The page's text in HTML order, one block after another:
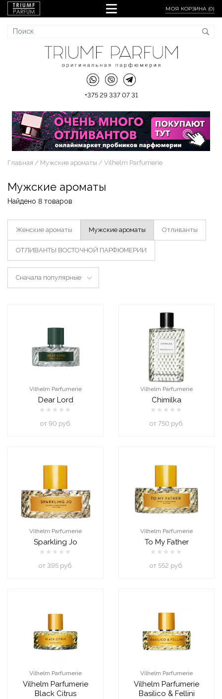
МОЯ КОРЗИНА (0)
+375 29 337 07 31
Главная Мужские ароматы Vilhelm Parfumerie
Мужские ароматы
Найдено 8 товаров
Женские ароматы Мужские ароматы Отливанты
ОТЛИВАНТЫ ВОСТОЧНОЙ ПАРФЮМЕРИИ
Сначала популярные
Vilhelm Parfumerie
Dear Lord
oт 90 руб.
Vilhelm Parfumerie
Chimilka
oт 750 руб.
Vilhelm Parfumerie
Sparkling Jo
oт 395 руб.
Vilhelm Parfumerie
To My Father
oт 552 руб.
Vilhelm Parfumerie
Vilhelm Parfumerie
Black Citrus
Vilhelm Parfumerie
Vilhelm Parfumerie
Basilico & Fellini